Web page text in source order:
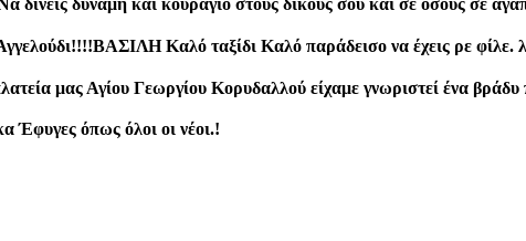
Καλό ταξίδι Καλό παράδεισο να έχεις ρε φίλε.
μας Αγίου Γεωργίου Κορυδαλλού είχαμε γνωριστεί ένα βράδυ
Έφυγες όπως όλοι οι νέοι.!